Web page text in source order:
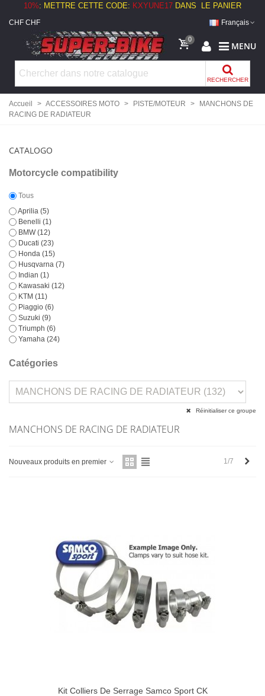
10%: METTRE CETTE CODE: KXYUNE17 DANS LE PANIER
CHF CHF Français
0
MENU
RECHERCHER
Accueil > ACCESSOIRES MOTO > PISTE/MOTEUR >
MANCHONS DE
RACING DE RADIATEUR
CATALOGO
Motorcycle compatibility
Tous
Aprilia (5)
Benelli (1)
BMW(12)
Ducati (23)
Honda (15)
Husqvarna (7)
Indian (1)
Kawasaki (12)
KTM (11)
Piaggio (6)
Suzuki (9)
Triumph (6)
Yamaha (24)
Catégories
Réinitialiser ce groupe
MANCHONS DE RACING DE RADIATEUR
Nouveaux produits en premier 1/7
Kit Colliers De Serrage Samco Sport CK